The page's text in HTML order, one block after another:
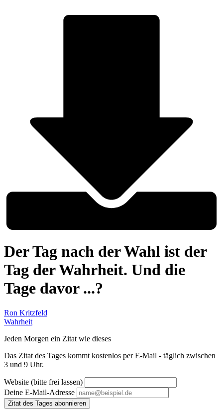
Der Tag nach der Wahl ist der
Tag der Wahrheit. Und die
Tage davor ...?
Ron Kritzfeld
Wahrheit
Jeden Morgen ein Zitat wie dieses
Das Zitat des Tages kommt kostenlos per E-Mail - täglich zwischen
3 und 9 Uhr.
Website (bitte frei lassen)
Deine E-Mail-Adresse
Zitat des Tages abonnieren